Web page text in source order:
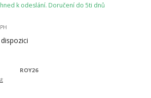
k odeslání. Doručení do 5ti dnů
ROY26